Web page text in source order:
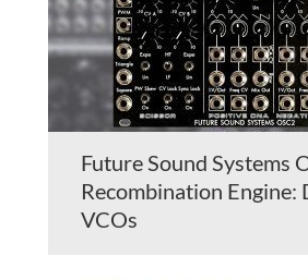
Future Sound Systems
Recombination Engine:
VCOs